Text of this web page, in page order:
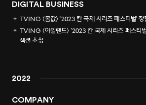
DIGITAL BUSINESS
TVING <몸값> '2023 칸 국제 시리즈 페스티벌' 장
TVING <아일랜드> '2023 칸 국제 시리즈 페스티
섹션 초청
2022
COMPANY